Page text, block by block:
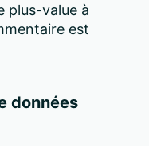
plus-value à
est
données